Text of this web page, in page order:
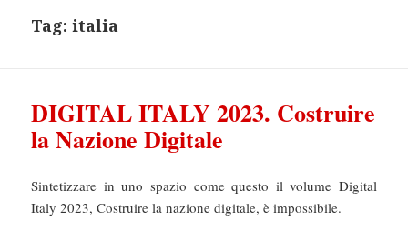
Tag:italia
DIGITAL ITALY 2023. Costruire
la Nazione Digitale
Sintetizzare in uno spazio come questo il volume Digital
Italy 2023, Costruire la nazione digitale, è impossibile.